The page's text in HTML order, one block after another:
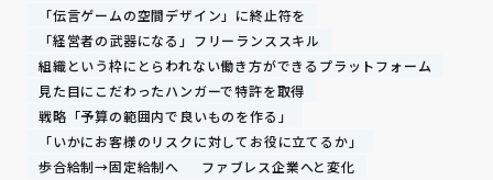
「伝言ゲームの空間デザイン」に終止符を
「経営者の武器になる」フリーランススキル
組織という枠にとらわれない働き方ができるプラットフォーム
見た目にこだわったハンガーで特許を取得
戦略「予算の範囲内で良いものを作る」
「いかにお客様のリスクに対してお役に立てるか」
歩合給制→固定給制へ
ファブレス企業へと変化